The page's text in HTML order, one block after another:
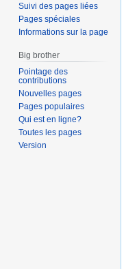
Suivi des pages liées
Pages spéciales
Informations sur la page
Big brother
Pointage des
contributions
Nouvelles pages
Pages populaires
Qui est en ligne?
Toutes les pages
Version